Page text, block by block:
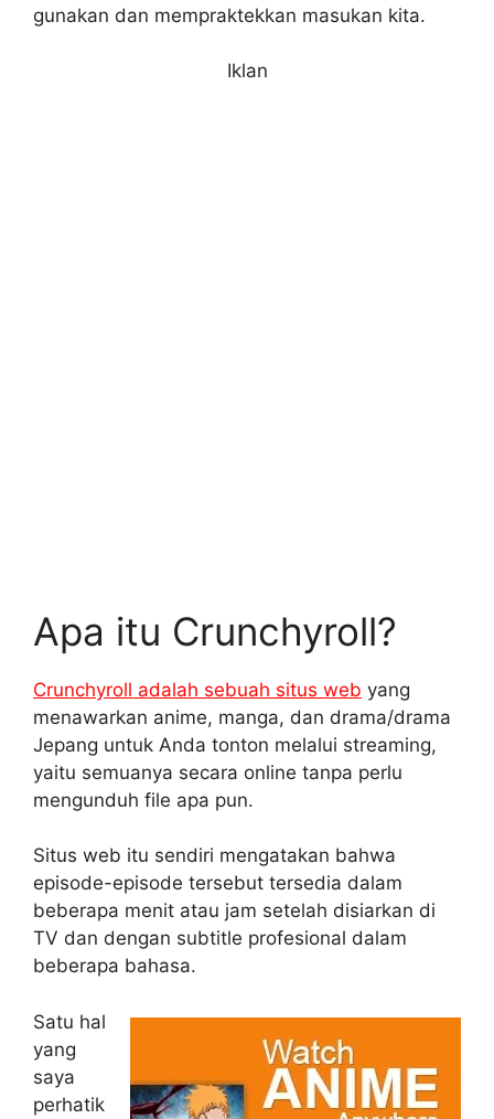
gunakan dan mempraktekkan masukan kita.
Iklan
Apa itu Crunchyroll?
Crunchyroll adalah sebuah situs web yang
menawarkan anime, manga, dan drama/drama
Jepang untuk Anda tonton melalui streaming,
yaitu semuanya secara online tanpa perlu
mengunduh file apa pun.
Situs web itu sendiri mengatakan bahwa
episode-episode tersebut tersedia dalam
beberapa menit atau jam setelah disiarkan di
TV dan dengan subtitle profesional dalam
beberapa bahasa.
Satu hal
yang
saya
perhatik